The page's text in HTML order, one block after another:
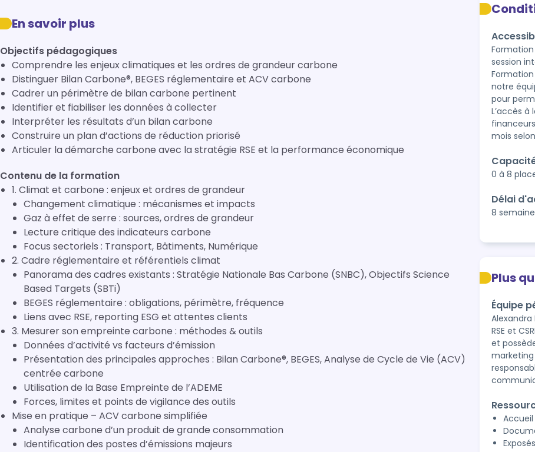
En savoir plus
Objectifs pédagogiques
Comprendre les enjeux climatiques et les ordres de grandeur carbone
Distinguer Bilan Carbone®, BEGES réglementaire et ACV carbone
Cadrer un périmètre de bilan carbone pertinent
Identifier et fiabiliser les données à collecter
Interpréter les résultats d’un bilan carbone
Construire un plan d’actions de réduction priorisé
Articuler la démarche carbone avec la stratégie RSE et la performance économique
Contenu de la formation
1. Climat et carbone : enjeux et ordres de grandeur
Changement climatique : mécanismes et impacts
Gaz à effet de serre : sources, ordres de grandeur
Lecture critique des indicateurs carbone
Focus sectoriels : Transport, Bâtiments, Numérique
2. Cadre réglementaire et référentiels climat
Panorama des cadres existants : Stratégie Nationale Bas Carbone (SNBC), Objectifs Science
Based Targets (SBTi)
BEGES réglementaire : obligations, périmètre, fréquence
Liens avec RSE, reporting ESG et attentes clients
3. Mesurer son empreinte carbone : méthodes & outils
Données d’activité vs facteurs d’émission
Présentation des principales approches : Bilan Carbone®, BEGES, Analyse de Cycle de Vie (ACV)
centrée carbone
Utilisation de la Base Empreinte de l’ADEME
Forces, limites et points de vigilance des outils
Mise en pratique – ACV carbone simplifiée
Analyse carbone d’un produit de grande consommation
Identification des postes d’émissions majeurs
session
notre
pour
L’accès
mois
0 à 8
Délai
8
Plus
Équipe
RSE et
et
marketing